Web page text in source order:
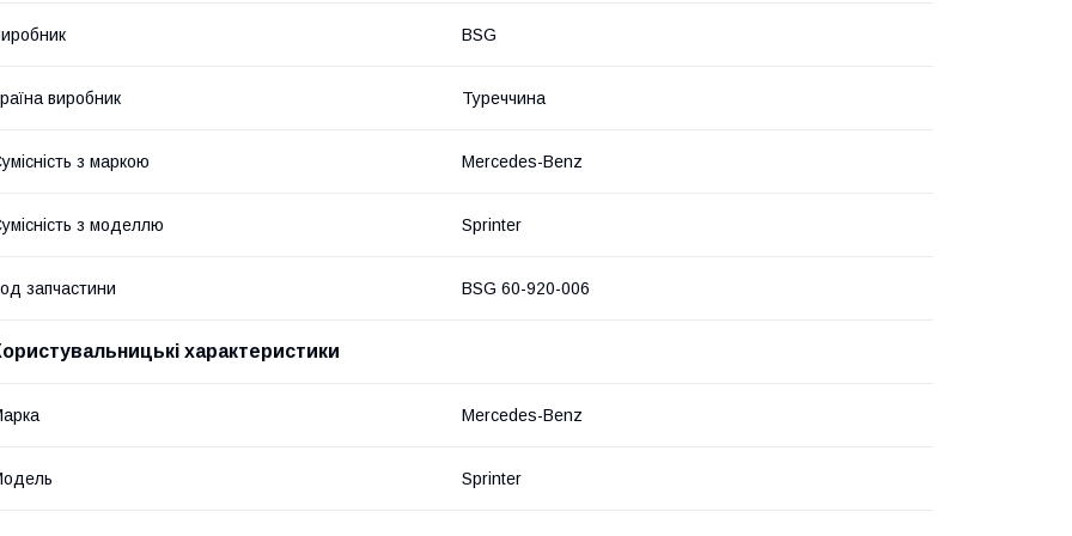
BSG
виробник Туреччина
з маркою Mercedes-Benz
з моделлю Sprinter
запчастини BSG 60-920-006
характеристики
Mercedes-Benz
Sprinter